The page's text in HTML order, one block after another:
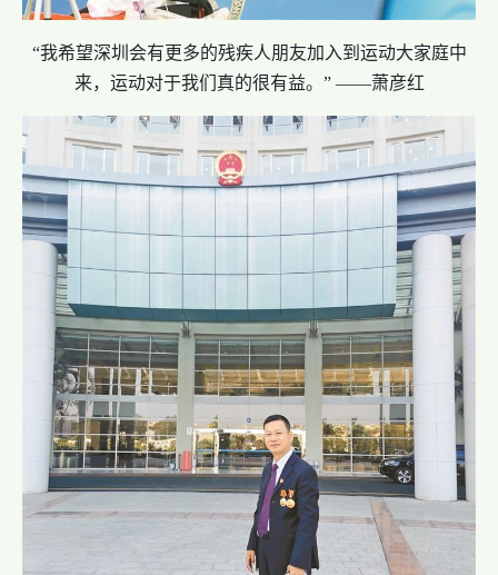
“我希望深圳会有更多的残疾人朋友加入到运动大家庭中
来，运动对于我们真的很有益。” ——萧彦红